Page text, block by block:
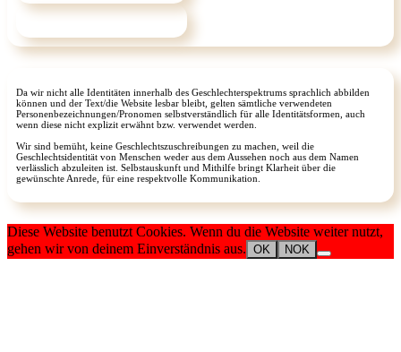
Da wir nicht alle Identitäten innerhalb des Geschlechterspektrums sprachlich abbilden
können und der Text/die Website lesbar bleibt, gelten sämtliche verwendeten
Personenbezeichnungen/Pronomen selbstverständlich für alle Identitätsformen, auch
wenn diese nicht explizit erwähnt bzw. verwendet werden.
Wir sind bemüht, keine Geschlechtszuschreibungen zu machen, weil die
Geschlechtsidentität von Menschen weder aus dem Aussehen noch aus dem Namen
verlässlich abzuleiten ist. Selbstauskunft und Mithilfe bringt Klarheit über die
gewünschte Anrede, für eine respektvolle Kommunikation.
Diese Website benutzt Cookies. Wenn du die Website weiter nutzt,
gehen wir von deinem Einverständnis aus. OK NOK